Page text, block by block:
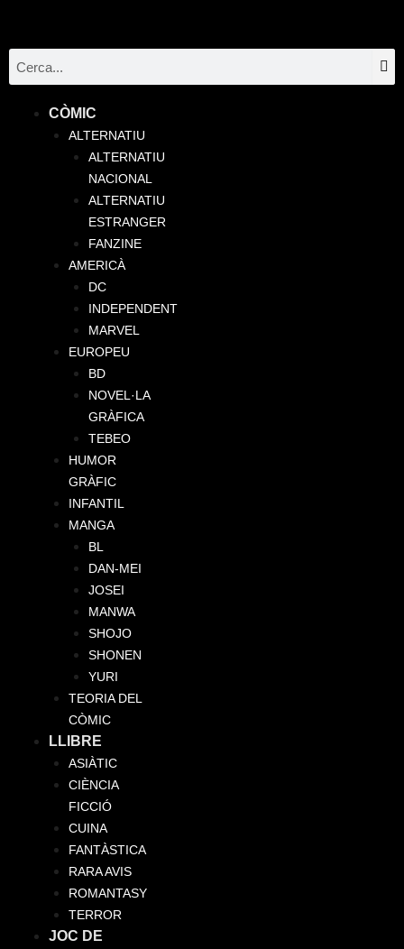
contingut
CÒMIC
ALTERNATIU
ALTERNATIU
NACIONAL
ALTERNATIU
ESTRANGER
FANZINE
AMERICÀ
DC
INDEPENDENT
MARVEL
EUROPEU
BD
NOVEL·LA
GRÀFICA
TEBEO
HUMOR
GRÀFIC
INFANTIL
MANGA
BL
DAN-MEI
JOSEI
MANWA
SHOJO
SHONEN
YURI
TEORIA DEL
CÒMIC
LLIBRE
ASIÀTIC
CIÈNCIA
FICCIÓ
CUINA
FANTÀSTICA
RARA AVIS
ROMANTASY
TERROR
JOC DE
Menu